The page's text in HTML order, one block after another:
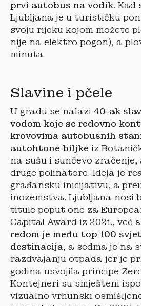
prvi autobus na vodik. Kad
Ljubljana je u turističku
svoju rijeku kojom možete
nije na elektro pogon), a
minuta.
Slavine i pčele
U gradu se nalazi 40-ak
vodom koje se redovno
krovovima autobusnih
autohtone biljke iz
na sušu i sunčevo
druge polinatore. Ideja je
građansku inicijativu, a
inozemstva. Ljubljana nosi
titule poput one za
Capital Award iz 2021., već
redom je među top 100
destinacija, a sedma je na
razdvajanju otpada jer je
godina usvojila principe
Kontejneri su smješteni
vizualno vrhunski